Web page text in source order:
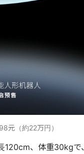
元（約22万円）
120cm、体重30kgで